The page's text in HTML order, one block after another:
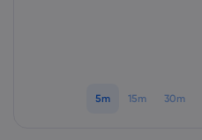
5m 15m 30m